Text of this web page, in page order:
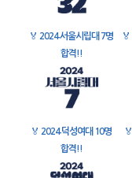
🏅 2024 서울시립대 7명
합격!!
🏅
🏅 2024 덕성여대 10명
합격!!
🏅